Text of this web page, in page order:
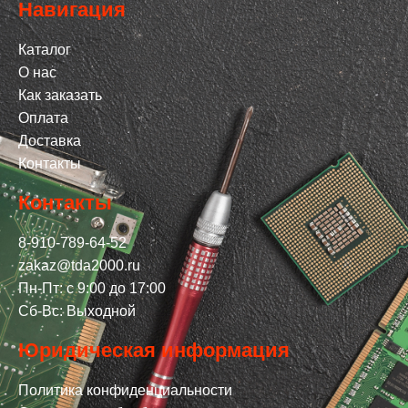
Навигация
Каталог
О нас
Как заказать
Оплата
Доставка
Контакты
Контакты
8-910-789-64-52
zakaz@tda2000.ru
Пн-Пт: с 9:00 до 17:00
Сб-Вс: Выходной
Юридическая информация
Политика конфиденциальности